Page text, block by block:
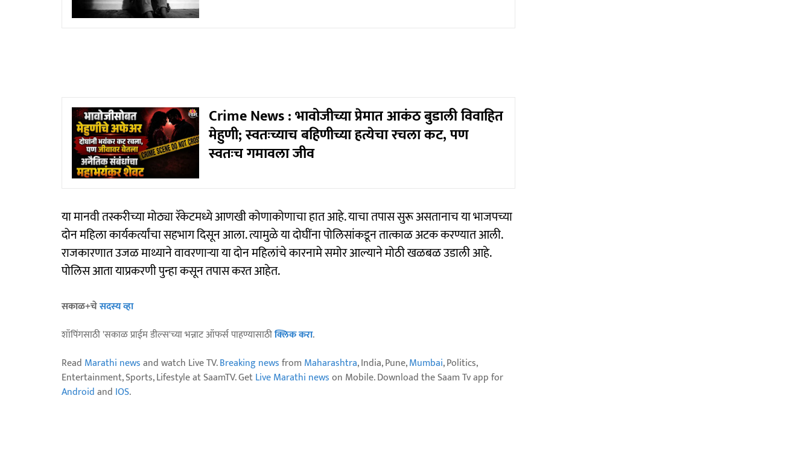
Crime News : भावोजीच्या प्रेमात आकंठ बुडाली विवाहित
मेहुणी; स्वतःच्याच बहिणीच्या हत्येचा रचला कट, पण
स्वतःच गमावला जीव
या मानवी तस्करीच्या मोठ्या रॅकेटमध्ये आणखी कोणाकोणाचा हात आहे. याचा तपास सुरू असतानाच या भाजपच्या
दोन महिला कार्यकर्त्यांचा सहभाग दिसून आला. त्यामुळे या दोघींना पोलिसांकडून तात्काळ अटक करण्यात आली.
राजकारणात उजळ माथ्याने वावरणाऱ्या या दोन महिलांचे कारनामे समोर आल्याने मोठी खळबळ उडाली आहे.
पोलिस आता याप्रकरणी पुन्हा कसून तपास करत आहेत.
सकाळ+चेसदस्य व्हा
शॉपिंगसाठी 'सकाळ प्राईम डील्स'च्या भन्नाट ऑफर्स पाहण्यासाठीक्लिक करा.
Read Marathi newsand watch Live TV.Breaking newsfrom Maharashtra, India, Pune,Mumbai, Politics,
Entertainment, Sports, Lifestyle at SaamTV. GetLive Marathi newson Mobile. Download the Saam Tv app for
Androidand IOS.